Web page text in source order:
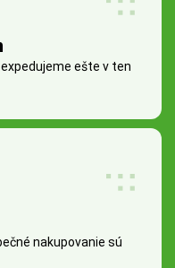
ešte v ten
nakupovanie sú